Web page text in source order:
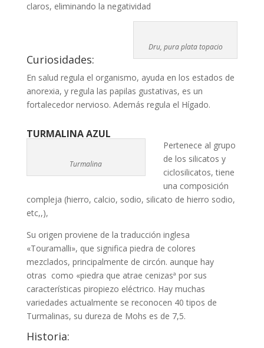
claros, eliminando la negatividad
Dru, pura plata topacio
Curiosidades:
En salud regula el organismo, ayuda en los estados de
anorexia, y regula las papilas gustativas, es un
fortalecedor nervioso. Además regula el Hígado.
TURMALINA AZUL
Turmalina
Pertenece al grupo
de los silicatos y
ciclosilicatos, tiene
una composición
compleja (hierro, calcio, sodio, silicato de hierro sodio,
etc,,),
Su origen proviene de la traducción inglesa
«Touramalli», que significa piedra de colores
mezclados, principalmente de circón. aunque hay
otras como «piedra que atrae cenizasª por sus
características piropiezo eléctrico. Hay muchas
variedades actualmente se reconocen 40 tipos de
Turmalinas, su dureza de Mohs es de 7,5.
Historia: